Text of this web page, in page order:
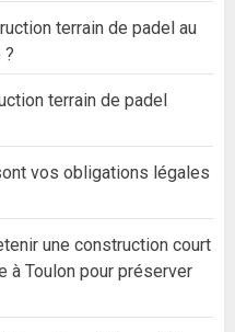
terrain de padel au
?
terrain de padel
vos obligations légales
une construction court
à Toulon pour préserver